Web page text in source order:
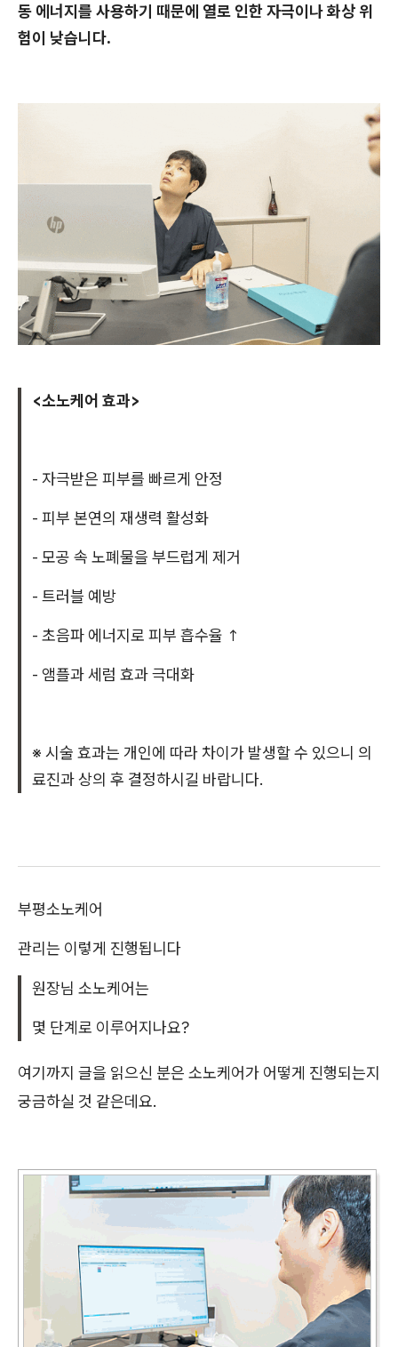
동 에너지를 사용하기 때문에 열로 인한 자극이나 화상 위
험이 낮습니다.
<소노케어 효과>
- 자극받은 피부를 빠르게 안정
- 피부 본연의 재생력 활성화
- 모공 속 노폐물을 부드럽게 제거
- 트러블 예방
- 초음파 에너지로 피부 흡수율 ↑
- 앰플과 세럼 효과 극대화
※ 시술 효과는 개인에 따라 차이가 발생할 수 있으니 의
료진과 상의 후 결정하시길 바랍니다.
부평소노케어
관리는 이렇게 진행됩니다
원장님 소노케어는
몇 단계로 이루어지나요?
여기까지 글을 읽으신 분은 소노케어가 어떻게 진행되는지
궁금하실 것 같은데요.